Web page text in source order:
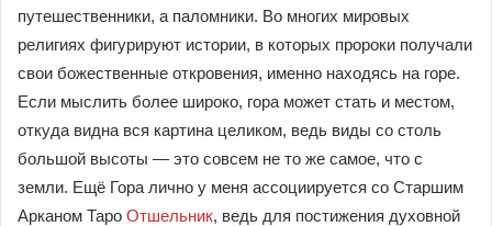
путешественники, а паломники. Во многих мировых
религиях фигурируют истории, в которых пророки получали
свои божественные откровения, именно находясь на горе.
Если мыслить более широко, гора может стать и местом,
откуда видна вся картина целиком, ведь виды со столь
большой высоты — это совсем не то же самое, что с
земли. Ещё Гора лично у меня ассоциируется со Старшим
Арканом Таро Отшельник, ведь для постижения духовной